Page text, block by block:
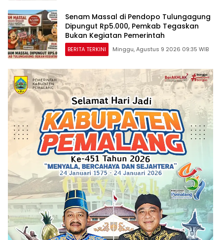
Senam Massal di Pendopo Tulungagung
Dipungut Rp5.000, Pemkab Tegaskan
Bukan Kegiatan Pemerintah
BERITA TERKINI Minggu, Agustus 9 2026 09:35 WIB